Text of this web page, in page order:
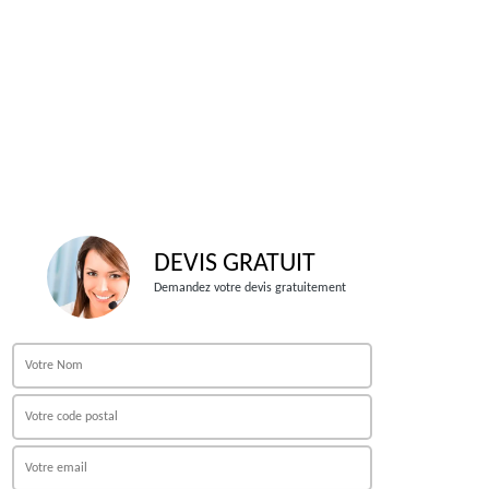
DEVIS GRATUIT
Demandez votre devis gratuitement